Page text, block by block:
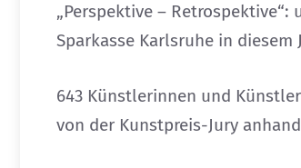
„Perspektive –
Sparkasse Karlsruhe in
643 Künstlerinnen und
von der Kunstpreis-Jury